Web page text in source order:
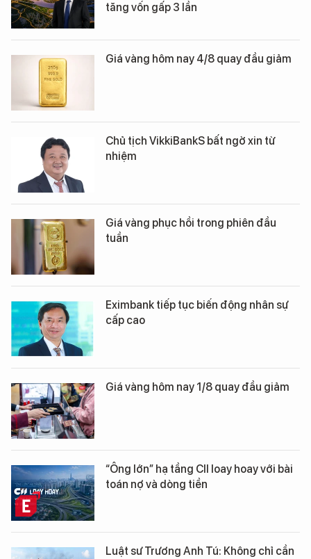
tăng vốn gấp 3 lần
Giá vàng hôm nay 4/8 quay đầu giảm
Chủ tịch VikkiBankS bất ngờ xin từ
nhiệm
Giá vàng phục hồi trong phiên đầu
tuần
Eximbank tiếp tục biến động nhân sự
cấp cao
Giá vàng hôm nay 1/8 quay đầu giảm
“Ông lớn” hạ tầng CII loay hoay với bài
toán nợ và dòng tiền
Luật sư Trương Anh Tú: Không chỉ cần